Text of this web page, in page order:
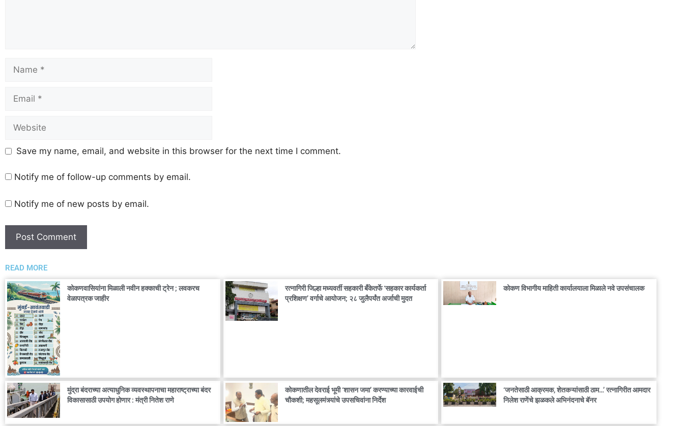
Save my name, email, and website in this browser for the next time I comment.
Notify me of follow-up comments by email.
Notify me of new posts by email.
READ MORE
कोकणवासियांना मिळाली नवीन हक्काची ट्रेन ; लवकरच
वेळापत्रक जाहीर
रत्नागिरी जिल्हा मध्यवर्ती सहकारी बँकेतर्फे ‘सहकार कार्यकर्ता
प्रशिक्षण’ वर्गाचे आयोजन; २८ जुलैपर्यंत अर्जाची मुदत
कोकण विभागीय माहिती कार्यालयाला मिळाले नवे उपसंचालक
मुंद्रा बंदराच्या अत्याधुनिक व्यवस्थापनाचा महाराष्ट्राच्या बंदर
विकासासाठी उपयोग होणार : मंत्री नितेश राणे
कोकणातील देवराई भूमी ‘शासन जमा’ करण्याच्या कारवाईची
चौकशी; महसूलमंत्र्यांचे उपसचिवांना निर्देश
‘जनतेसाठी आक्रमक, शेतकऱ्यांसाठी ठाम…’ रत्नागिरीत आमदार
निलेश राणेंचे झळकले अभिनंदनाचे बॅनर